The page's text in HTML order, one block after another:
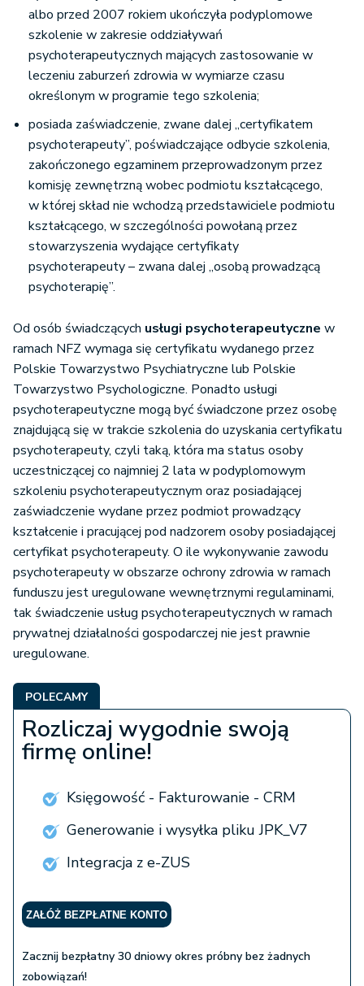
albo przed 2007 rokiem ukończyła podyplomowe
szkolenie w zakresie oddziaływań
psychoterapeutycznych mających zastosowanie w
leczeniu zaburzeń zdrowia w wymiarze czasu
określonym w programie tego szkolenia;
posiada zaświadczenie, zwane dalej „certyfikatem
psychoterapeuty”, poświadczające odbycie szkolenia,
zakończonego egzaminem przeprowadzonym przez
komisję zewnętrzną wobec podmiotu kształcącego,
w której skład nie wchodzą przedstawiciele podmiotu
kształcącego, w szczególności powołaną przez
stowarzyszenia wydające certyfikaty
psychoterapeuty – zwana dalej „osobą prowadzącą
psychoterapię”.
Od osób świadczących usługi psychoterapeutyczne w
ramach NFZ wymaga się certyfikatu wydanego przez
Polskie Towarzystwo Psychiatryczne lub Polskie
Towarzystwo Psychologiczne. Ponadto usługi
psychoterapeutyczne mogą być świadczone przez osobę
znajdującą się w trakcie szkolenia do uzyskania certyfikatu
psychoterapeuty, czyli taką, która ma status osoby
uczestniczącej co najmniej 2 lata w podyplomowym
szkoleniu psychoterapeutycznym oraz posiadającej
zaświadczenie wydane przez podmiot prowadzący
kształcenie i pracującej pod nadzorem osoby posiadającej
certyfikat psychoterapeuty. O ile wykonywanie zawodu
psychoterapeuty w obszarze ochrony zdrowia w ramach
funduszu jest uregulowane wewnętrznymi regulaminami,
tak świadczenie usług psychoterapeutycznych w ramach
prywatnej działalności gospodarczej nie jest prawnie
uregulowane.
POLECAMY
Rozliczaj wygodnie swoją
firmę online!
Księgowość - Fakturowanie - CRM
Generowanie i wysyłka pliku JPK_V7
Integracja z e-ZUS
ZAŁÓŻ BEZPŁATNE KONTO
Zacznij bezpłatny 30 dniowy okres próbny bez żadnych
zobowiązań!